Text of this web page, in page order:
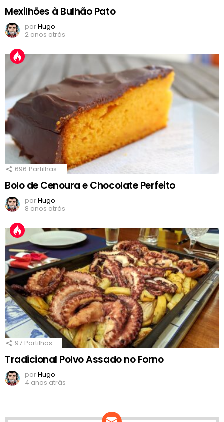
Mexilhões à Bulhão Pato
porHugo
2 anos atrás
696 Partilhas
Bolo de Cenoura e Chocolate Perfeito
porHugo
8 anos atrás
97 Partilhas
Tradicional Polvo Assado no Forno
porHugo
4 anos atrás